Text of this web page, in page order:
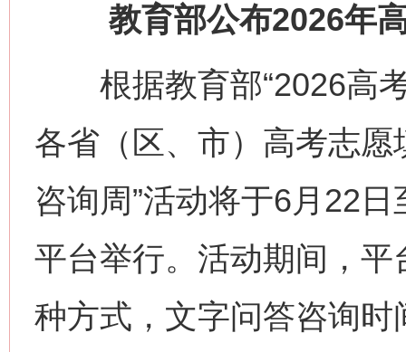
教育部公布2026年高
根据教育部“2026高考
各省（区、市）高考志愿
咨询周”活动将于6月22
平台举行。活动期间，
种方式，文字问答咨询